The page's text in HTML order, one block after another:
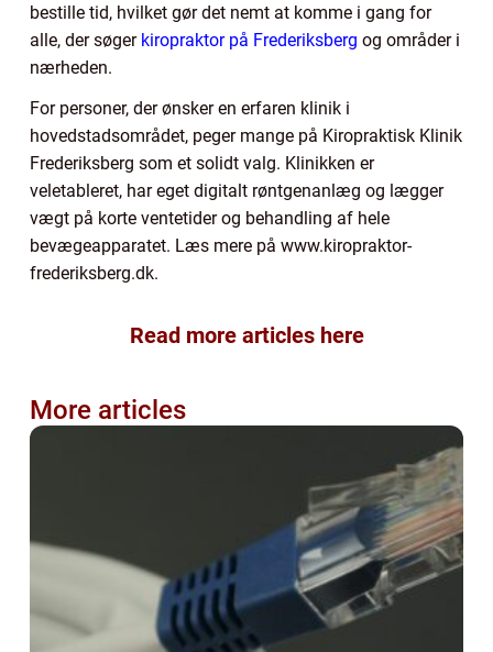
bestille tid, hvilket gør det nemt at komme i gang for
alle, der søger kiropraktor på Frederiksberg og områder i
nærheden.
For personer, der ønsker en erfaren klinik i
hovedstadsområdet, peger mange på Kiropraktisk Klinik
Frederiksberg som et solidt valg. Klinikken er
veletableret, har eget digitalt røntgenanlæg og lægger
vægt på korte ventetider og behandling af hele
bevægeapparatet. Læs mere på www.kiropraktor-
frederiksberg.dk.
Read more articles here
More articles